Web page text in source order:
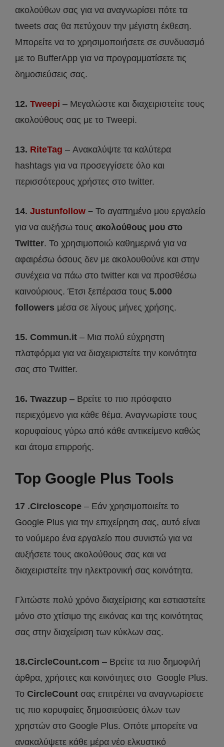
ακολούθων σας για να αναγνωρίσει πότε τα
tweets σας θα πετύχουν την μέγιστη έκθεση.
Μπορείτε να το χρησιμοποιήσετε σε συνδυασμό
με το BufferApp για να προγραμματίσετε τις
δημοσιεύσεις σας.
12. Tweepi – Μεγαλώστε και διαχειριστείτε τους
ακολούθους σας με το Tweepi.
13. RiteTag – Ανακαλύψτε τα καλύτερα
hashtags για να προσεγγίσετε όλο και
περισσότερους χρήστες στο twitter.
14. Justunfollow – Το αγαπημένο μου εργαλείο
για να αυξήσω τους ακολούθους μου στο
Twitter. Το χρησιμοποιώ καθημερινά για να
αφαιρέσω όσους δεν με ακολουθούνε και στην
συνέχεια να πάω στο twitter και να προσθέσω
καινούριους. Έτσι ξεπέρασα τους 5.000
followers μέσα σε λίγους μήνες χρήσης.
15. Commun.it – Μια πολύ εύχρηστη
πλατφόρμα για να διαχειριστείτε την κοινότητα
σας στο Twitter.
16. Twazzup – Βρείτε το πιο πρόσφατο
περιεχόμενο για κάθε θέμα. Αναγνωρίστε τους
κορυφαίους γύρω από κάθε αντικείμενο καθώς
και άτομα επιρροής.
Top Google Plus Tools
17 .Circloscope – Εάν χρησιμοποιείτε το
Google Plus για την επιχείρηση σας, αυτό είναι
το νούμερο ένα εργαλείο που συνιστώ για να
αυξήσετε τους ακολούθους σας και να
διαχειριστείτε την ηλεκτρονική σας κοινότητα.
Γλιτώστε πολύ χρόνο διαχείρισης και εστιαστείτε
μόνο στο χτίσιμο της εικόνας και της κοινότητας
σας στην διαχείριση των κύκλων σας.
18.CircleCount.com – Βρείτε τα πιο δημοφιλή
άρθρα, χρήστες και κοινότητες στο Google Plus.
Το CircleCount σας επιτρέπει να αναγνωρίσετε
τις πιο κορυφαίες δημοσιεύσεις όλων των
χρηστών στο Google Plus. Οπότε μπορείτε να
ανακαλύψετε κάθε μέρα νέο ελκυστικό